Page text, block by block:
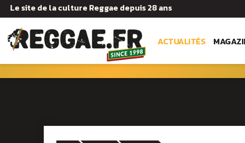
Le site de la culture Reggae depuis 28 ans
ACTUALITÉS